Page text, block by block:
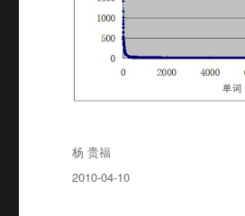
Author
杨 贵福
Posted
2010-04-10